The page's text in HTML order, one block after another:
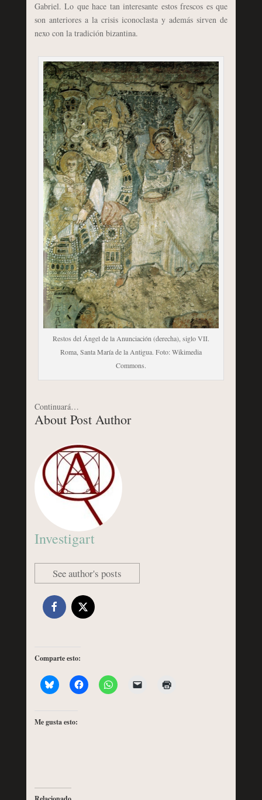
Gabriel. Lo que hace tan interesante estos frescos es que
son anteriores a la crisis iconoclasta y además sirven de
nexo con la tradición bizantina.
Restos del Ángel de la Anunciación (derecha), siglo VII.
Roma, Santa María de la Antigua. Foto: Wikimedia
Commons.
Continuará…
About Post Author
Investigart
See author's posts
Comparte esto:
Me gusta esto: